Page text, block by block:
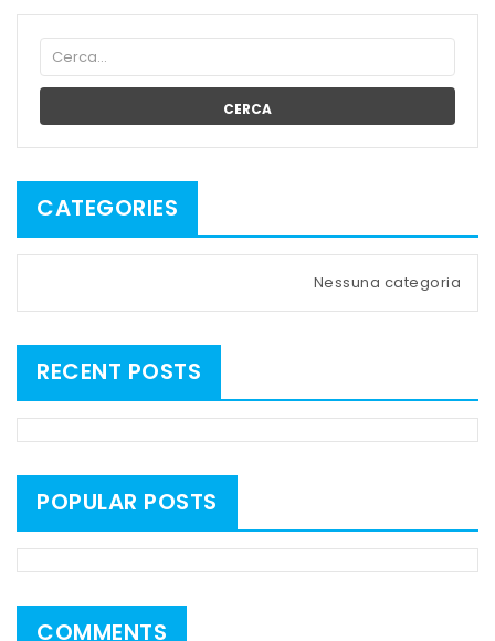
CERCA
CATEGORIES
Nessuna categoria
RECENT POSTS
POPULAR POSTS
COMMENTS